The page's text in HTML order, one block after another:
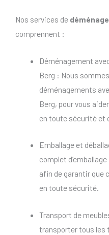
Nos services de
comprennent :
Déménagement
Berg : Nous
déménagements
Berg, pour vous
en toute sécurité et
Emballage et
complet
afin de garantir que
en toute sécurité.
Transport de
transporter tous les